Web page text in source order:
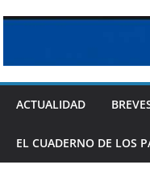
ACTUALIDAD
EL CUADERNO DE LOS